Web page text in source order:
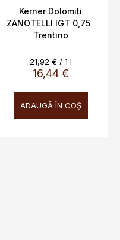
Kerner Dolomiti
ZANOTELLI IGT 0,75L
Trentino
16,44 €
Evaluare
preţ:
21,92 € / 1 l
ADAUGĂ ÎN COŞ